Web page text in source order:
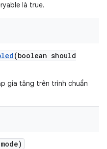
là true.
(boolean should
gia tăng trên trình chuẩn